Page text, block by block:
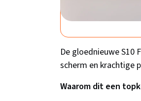
De gloednieuwe S10
scherm en krachtige
Waarom dit een